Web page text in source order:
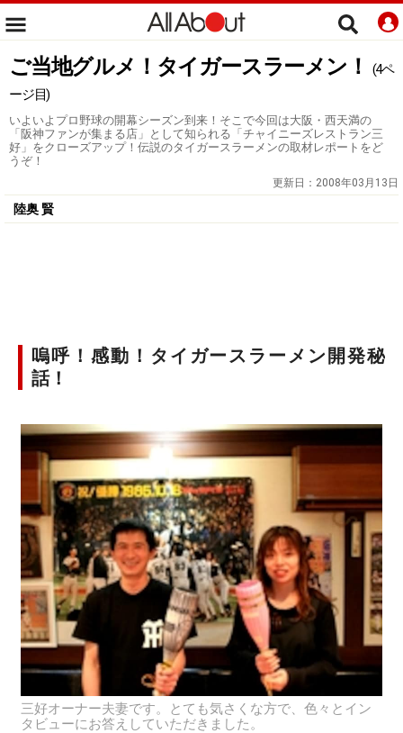
ご当地グルメ！タイガースラーメン！
(4ペ
ージ目)
いよいよプロ野球の開幕シーズン到来！そこで今回は大阪・西天満の
「阪神ファンが集まる店」として知られる「チャイニーズレストラン三
好」をクローズアップ！伝説のタイガースラーメンの取材レポートをど
うぞ！
更新日： 2008年03月13日
陸奥 賢
嗚呼！感動！タイガースラーメン開発秘
話！
三好オーナー夫妻です。とても気さくな方で、色々とイン
タビューにお答えしていただきました。